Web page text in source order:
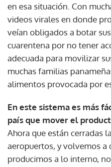
en esa situación. Con
videos virales en donde
veían obligados a botar
cuarentena por no tener
adecuada para movilizar
muchas familias
alimentos provocada por
En este sistema es más
país que mover el
Ahora que están cerradas
aeropuertos, y volvemos a
producimos a lo interno,